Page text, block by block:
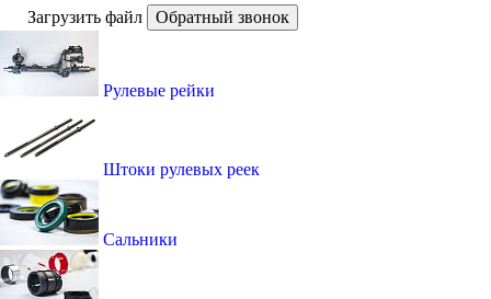
Загрузить файл
Обратный звонок
Рулевые рейки
Штоки рулевых реек
Сальники